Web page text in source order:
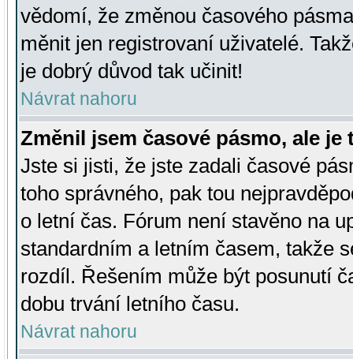
vědomí, že změnou časového
měnit jen registrovaní uživatelé.
je dobrý důvod tak učinit!
Návrat nahoru
Změnil jsem časové pásmo, ale je
Jste si jisti, že jste zadali časové
toho správného, pak tou
o letní čas. Fórum není stavěno na
standardním a letním časem, takže
rozdíl. Řešením může být posunutí
dobu trvání letního času.
Návrat nahoru